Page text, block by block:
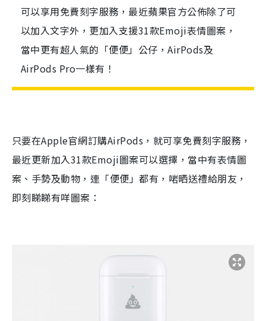
可以享用免費刻字服務，最近蘋果官方公佈除了可
以加入文字外，更加入支援31款Emoji表情圖案，
當中更有超人氣的「便便」公仔，AirPods及
AirPods Pro一樣有！
只要在Apple官網訂購AirPods ，就可享免費刻字服務，
最近更新加入31款Emoji圖案可以選擇，當中有表情圖
案、手勢及動物，連「便便」都有，啱晒送禮給朋友，
即刻睇睇有咩圖案：